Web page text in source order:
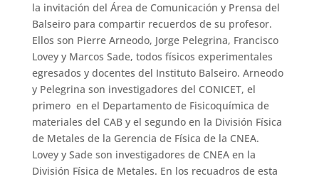
la invitación del Área de Comunicación y Prensa del
Balseiro para compartir recuerdos de su profesor.
Ellos son Pierre Arneodo, Jorge Pelegrina, Francisco
Lovey y Marcos Sade, todos físicos experimentales
egresados y docentes del Instituto Balseiro. Arneodo
y Pelegrina son investigadores del CONICET, el
primero en el Departamento de Fisicoquímica de
materiales del CAB y el segundo en la División Física
de Metales de la Gerencia de Física de la CNEA.
Lovey y Sade son investigadores de CNEA en la
División Física de Metales. En los recuadros de esta